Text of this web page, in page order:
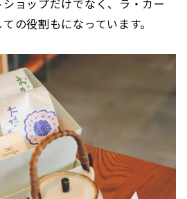
ョップだけでなく、ラ・カー
の役割もになっています。